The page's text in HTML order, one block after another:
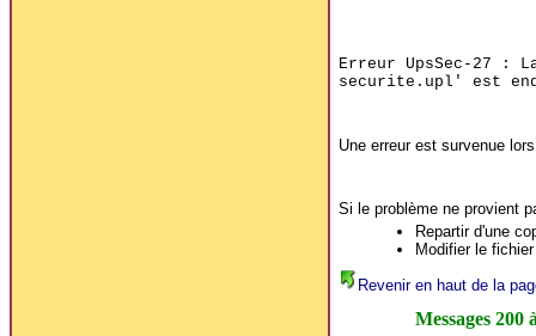
Erreur UpsSec-27 :
securite.upl' est
Une erreur est survenue
Si le problème ne provient
Repartir d'une
Modifier le
Revenir en haut de la
Messages 200